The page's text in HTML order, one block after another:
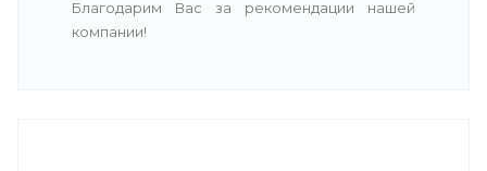
Благодарим Вас за рекомендации нашей
компании!